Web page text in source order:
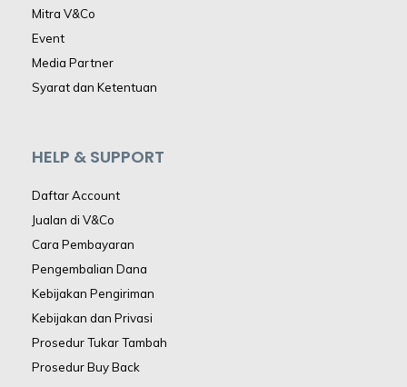
Mitra V&Co
Event
Media Partner
Syarat dan Ketentuan
HELP & SUPPORT
Daftar Account
Jualan di V&Co
Cara Pembayaran
Pengembalian Dana
Kebijakan Pengiriman
Kebijakan dan Privasi
Prosedur Tukar Tambah
Prosedur Buy Back